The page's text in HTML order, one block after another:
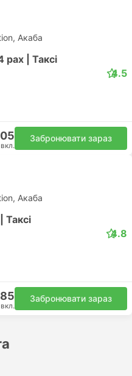
Акаба
pax | Таксі
4.5
Забронювати зараз
Акаба
Таксі
4.8
Забронювати зараз